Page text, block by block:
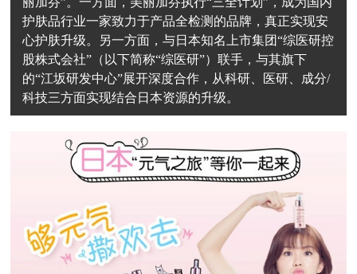
护肤品行业一家致力于产品全检测的品牌，真正实现安
心护肤升级。另一方面，与日本知名上市集团“综医研控
股株式会社”（以下简称“综医研”）联手，与其旗下
的“江坂研发中心”展开深度合作，从科研、医研、成分/
科技三方面实现结合日本资源的升级。